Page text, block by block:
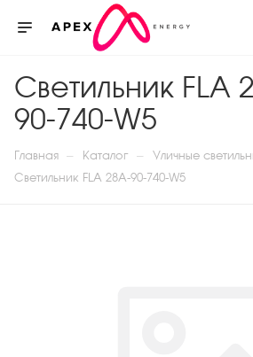
Светильник FLA
90-740-W5
Главная — Каталог — Уличные
Светильник FLA 28A-90-740-W5